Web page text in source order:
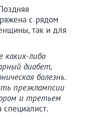
с рядом
так и для
каких-либо
диабет,
болезнь.
преэклампсии
и третьем